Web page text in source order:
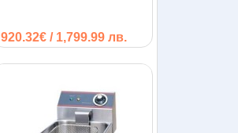
920.32€ / 1,799.99 лв.